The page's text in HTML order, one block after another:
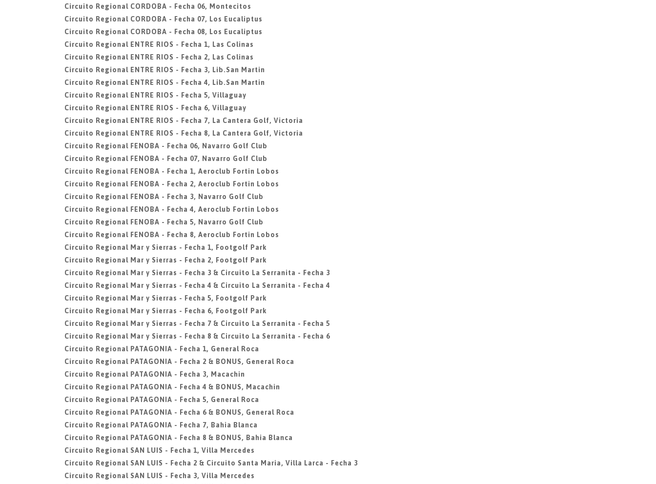
Circuito Regional CORDOBA - Fecha 06, Montecitos
Circuito Regional CORDOBA - Fecha 07, Los Eucaliptus
Circuito Regional CORDOBA - Fecha 08, Los Eucaliptus
Circuito Regional ENTRE RIOS - Fecha 1, Las Colinas
Circuito Regional ENTRE RIOS - Fecha 2, Las Colinas
Circuito Regional ENTRE RIOS - Fecha 3, Lib.San Martin
Circuito Regional ENTRE RIOS - Fecha 4, Lib.San Martin
Circuito Regional ENTRE RIOS - Fecha 5, Villaguay
Circuito Regional ENTRE RIOS - Fecha 6, Villaguay
Circuito Regional ENTRE RIOS - Fecha 7, La Cantera Golf, Victoria
Circuito Regional ENTRE RIOS - Fecha 8, La Cantera Golf, Victoria
Circuito Regional FENOBA - Fecha 06, Navarro Golf Club
Circuito Regional FENOBA - Fecha 07, Navarro Golf Club
Circuito Regional FENOBA - Fecha 1, Aeroclub Fortin Lobos
Circuito Regional FENOBA - Fecha 2, Aeroclub Fortin Lobos
Circuito Regional FENOBA - Fecha 3, Navarro Golf Club
Circuito Regional FENOBA - Fecha 4, Aeroclub Fortin Lobos
Circuito Regional FENOBA - Fecha 5, Navarro Golf Club
Circuito Regional FENOBA - Fecha 8, Aeroclub Fortin Lobos
Circuito Regional Mar y Sierras - Fecha 1, Footgolf Park
Circuito Regional Mar y Sierras - Fecha 2, Footgolf Park
Circuito Regional Mar y Sierras - Fecha 3 & Circuito La Serranita - Fecha 3
Circuito Regional Mar y Sierras - Fecha 4 & Circuito La Serranita - Fecha 4
Circuito Regional Mar y Sierras - Fecha 5, Footgolf Park
Circuito Regional Mar y Sierras - Fecha 6, Footgolf Park
Circuito Regional Mar y Sierras - Fecha 7 & Circuito La Serranita - Fecha 5
Circuito Regional Mar y Sierras - Fecha 8 & Circuito La Serranita - Fecha 6
Circuito Regional PATAGONIA - Fecha 1, General Roca
Circuito Regional PATAGONIA - Fecha 2 & BONUS, General Roca
Circuito Regional PATAGONIA - Fecha 3, Macachin
Circuito Regional PATAGONIA - Fecha 4 & BONUS, Macachin
Circuito Regional PATAGONIA - Fecha 5, General Roca
Circuito Regional PATAGONIA - Fecha 6 & BONUS, General Roca
Circuito Regional PATAGONIA - Fecha 7, Bahia Blanca
Circuito Regional PATAGONIA - Fecha 8 & BONUS, Bahia Blanca
Circuito Regional SAN LUIS - Fecha 1, Villa Mercedes
Circuito Regional SAN LUIS - Fecha 2 & Circuito Santa Maria, Villa Larca - Fecha 3
Circuito Regional SAN LUIS - Fecha 3, Villa Mercedes